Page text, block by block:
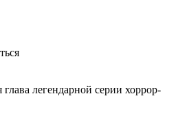
легендарной серии хоррор-